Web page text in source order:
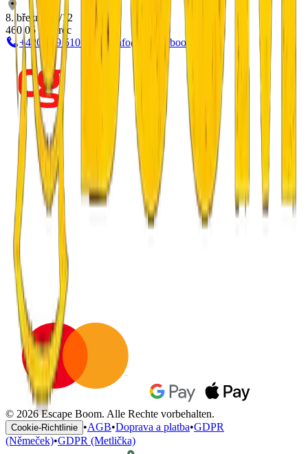
8. března 20/12
460 05 Liberec
+420 799 510 277
info@escapeboom.cz
© 2026 Escape Boom. Alle Rechte vorbehalten.
Cookie-Richtlinie •AGB•Doprava a platba•GDPR
(Němeček)•GDPR (Metlička)